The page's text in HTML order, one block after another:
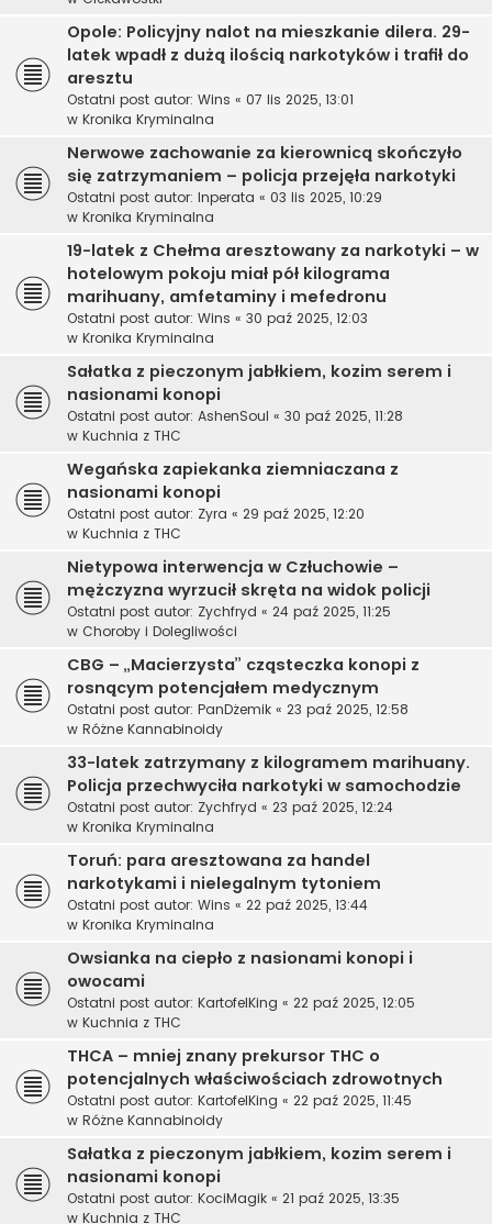
Opole: Policyjny nalot na mieszkanie dilera. 29-
latek wpadł z dużą ilością narkotyków i trafił do
aresztu
Ostatni post autor: Wins « 07 lis 2025, 13:01
w Kronika Kryminalna
Nerwowe zachowanie za kierownicą skończyło
się zatrzymaniem – policja przejęła narkotyki
Ostatni post autor: Inperata « 03 lis 2025, 10:29
w Kronika Kryminalna
19-latek z Chełma aresztowany za narkotyki – w
hotelowym pokoju miał pół kilograma
marihuany, amfetaminy i mefedronu
Ostatni post autor: Wins « 30 paź 2025, 12:03
w Kronika Kryminalna
Sałatka z pieczonym jabłkiem, kozim serem i
nasionami konopi
Ostatni post autor: AshenSoul « 30 paź 2025, 11:28
w Kuchnia z THC
Wegańska zapiekanka ziemniaczana z
nasionami konopi
Ostatni post autor: Zyra « 29 paź 2025, 12:20
w Kuchnia z THC
Nietypowa interwencja w Człuchowie –
mężczyzna wyrzucił skręta na widok policji
Ostatni post autor: Zychfryd « 24 paź 2025, 11:25
w Choroby i Dolegliwości
CBG – „Macierzysta” cząsteczka konopi z
rosnącym potencjałem medycznym
Ostatni post autor: PanDżemik « 23 paź 2025, 12:58
w Różne Kannabinoidy
33-latek zatrzymany z kilogramem marihuany.
Policja przechwyciła narkotyki w samochodzie
Ostatni post autor: Zychfryd « 23 paź 2025, 12:24
w Kronika Kryminalna
Toruń: para aresztowana za handel
narkotykami i nielegalnym tytoniem
Ostatni post autor: Wins « 22 paź 2025, 13:44
w Kronika Kryminalna
Owsianka na ciepło z nasionami konopi i
owocami
Ostatni post autor: KartofelKing « 22 paź 2025, 12:05
w Kuchnia z THC
THCA – mniej znany prekursor THC o
potencjalnych właściwościach zdrowotnych
Ostatni post autor: KartofelKing « 22 paź 2025, 11:45
w Różne Kannabinoidy
Sałatka z pieczonym jabłkiem, kozim serem i
nasionami konopi
Ostatni post autor: KociMagik « 21 paź 2025, 13:35
w Kuchnia z THC